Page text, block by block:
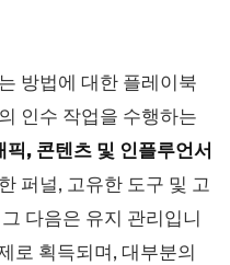
방법에 대한 플레이북
인수 작업을 수행하는
, 콘텐츠 및 인플루언서
퍼널, 고유한 도구 및 고
다음은 유지 관리입니
로 획득되며, 대부분의
트
가능성